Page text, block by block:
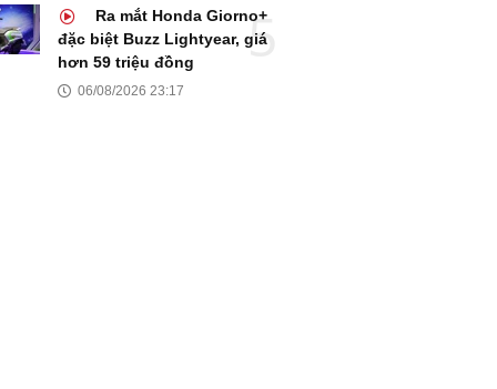
Ra mắt Honda Giorno+
đặc biệt Buzz Lightyear, giá
hơn 59 triệu đồng
06/08/2026 23:17